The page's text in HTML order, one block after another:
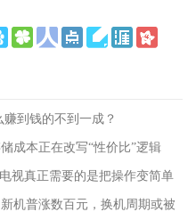
到钱的不到一成？
成本正在改写“性价比”逻辑
视真正需要的是把操作变简单
机普涨数百元，换机周期或被